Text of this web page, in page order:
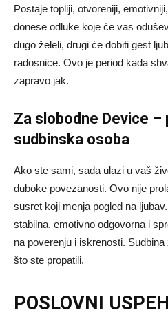
Postaje topliji, otvoreniji,
donese odluke koje će vas
dugo želeli, drugi će dobiti gest
radosnice. Ovo je period kada
zapravo jak.
Za slobodne Device –
sudbinska osoba
Ako ste sami, sada ulazi u vaš
duboke povezanosti. Ovo nije
susret koji menja pogled na
stabilna, emotivno odgovorna i
na poverenju i iskrenosti.
što ste propatili.
POSLOVNI